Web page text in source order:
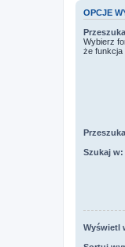
OPCJE
Wybierz
że funkcja
Szukaj w:
Wyświetl